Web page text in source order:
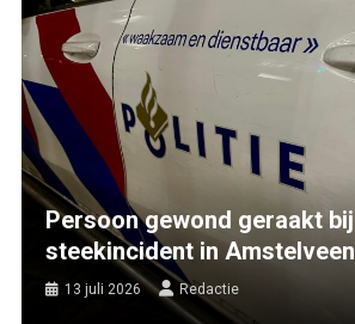
Persoon gewond geraakt bij
steekincident in Amstelveen
13 juli 2026 Redactie